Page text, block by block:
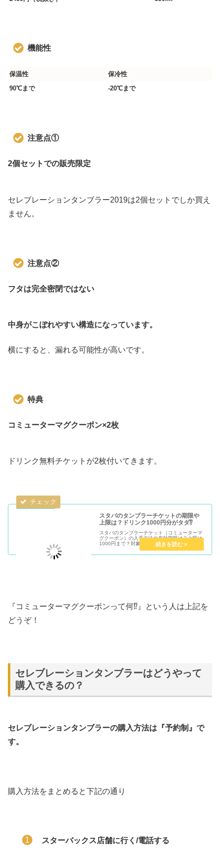
機能性
保温性
保冷性
90℃まで
-20℃まで
注意点①
2個セットでの販売限定
セレブレーションタンブラー2019は2個セットでしか買え
ません。
注意点②
フタは完全密閉ではない
中身がこぼれやすい構造になっています。
横にすると、漏れる可能性が高いです。
特典
コミューターマグクーポン×2枚
ドリンク無料チケットが2枚付いてきます。
スタバのタンブラーチケットの期限や
上限は？ドリンク1000円分がタダ⁉
スタバのタンブラーチケット（コミューターマ
グクーポン）の入手方法や有効期限は？上限は
1000円まで？対象ドリンクや対象サイズにつ
いても解説します。ドリンク1杯が無料になる
チケットにスポットライトを当てていきます！
『コミューターマグクーポンって何⁉』という人は上記を
どうぞ！
セレブレーションタンブラーはどうやって
購入できるの？
セレブレーションタンブラーの購入方法は『予約制』で
す。
購入方法をまとめると下記の通り
スターバックス店舗に行く/電話する